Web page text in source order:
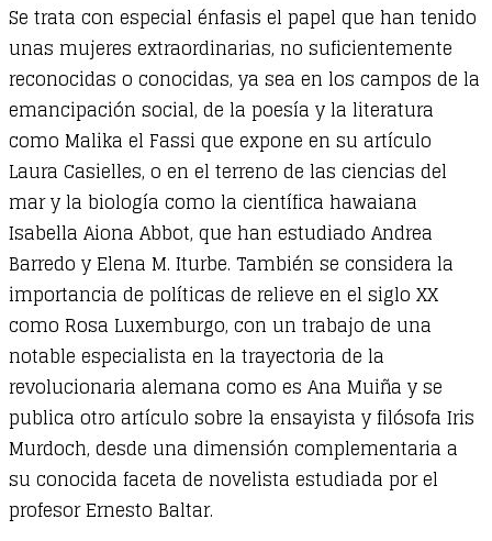
Se trata con especial énfasis el papel que han tenido
unas mujeres extraordinarias, no suficientemente
reconocidas o conocidas, ya sea en los campos de la
emancipación social, de la poesía y la literatura
como Malika el Fassi que expone en su artículo
Laura Casielles, o en el terreno de las ciencias del
mar y la biología como la científica hawaiana
Isabella Aiona Abbot, que han estudiado Andrea
Barredo y Elena M. Iturbe. También se considera la
importancia de políticas de relieve en el siglo XX
como Rosa Luxemburgo, con un trabajo de una
notable especialista en la trayectoria de la
revolucionaria alemana como es Ana Muiña y se
publica otro artículo sobre la ensayista y filósofa Iris
Murdoch, desde una dimensión complementaria a
su conocida faceta de novelista estudiada por el
profesor Ernesto Baltar.